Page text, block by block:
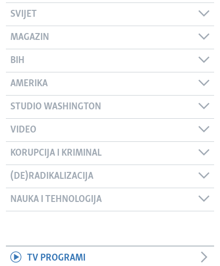
SVIJET
MAGAZIN
BIH
AMERIKA
STUDIO WASHINGTON
VIDEO
KORUPCIJA I KRIMINAL
(DE)RADIKALIZACIJA
NAUKA I TEHNOLOGIJA
TV PROGRAMI